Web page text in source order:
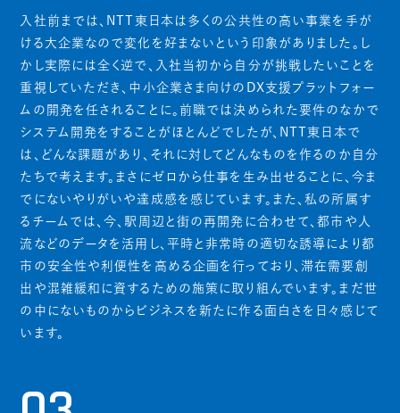
入社前までは、NTT東日本は多くの公共性の高い事業を手が
ける大企業なので変化を好まないという印象がありました。し
かし実際には全く逆で、入社当初から自分が挑戦したいことを
重視していただき、中小企業さま向けのDX支援プラットフォー
ムの開発を任されることに。前職では決められた要件のなかで
システム開発をすることがほとんどでしたが、NTT東日本で
は、どんな課題があり、それに対してどんなものを作るのか自分
たちで考えます。まさにゼロから仕事を生み出せることに、今ま
でにないやりがいや達成感を感じています。また、私の所属す
るチームでは、今、駅周辺と街の再開発に合わせて、都市や人
流などのデータを活用し、平時と非常時の適切な誘導により都
市の安全性や利便性を高める企画を行っており、滞在需要創
出や混雑緩和に資するための施策に取り組んでいます。まだ世
の中にないものからビジネスを新たに作る面白さを日々感じて
います。